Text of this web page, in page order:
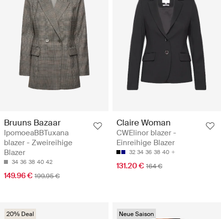
Bruuns Bazaar
IpomoeaBBTuxana
blazer - Zweireihige
Blazer
34 36 38 40 42
149.96 € 199.95 €
Claire Woman
CWElinor blazer -
Einreihige Blazer
32 34 36 38 40
131.20 € 164 €
20% Deal Neue Saison